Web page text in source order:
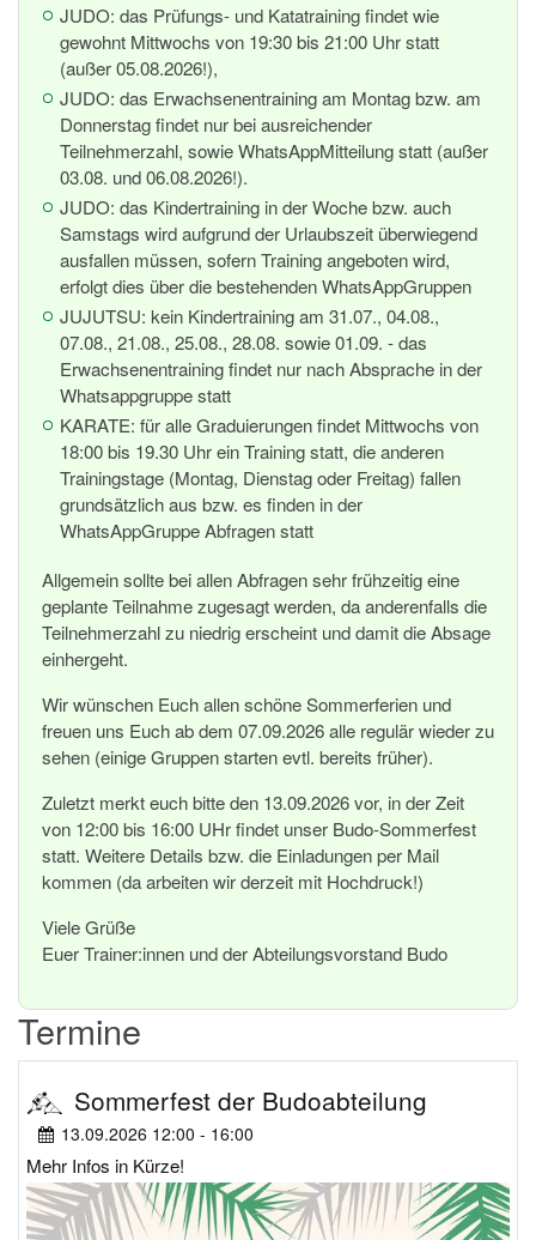
JUDO: das Prüfungs- und Katatraining findet wie
gewohnt Mittwochs von 19:30 bis 21:00 Uhr statt
(außer 05.08.2026!),
JUDO: das Erwachsenentraining am Montag bzw. am
Donnerstag findet nur bei ausreichender
Teilnehmerzahl, sowie WhatsAppMitteilung statt (außer
03.08. und 06.08.2026!).
JUDO: das Kindertraining in der Woche bzw. auch
Samstags wird aufgrund der Urlaubszeit überwiegend
ausfallen müssen, sofern Training angeboten wird,
erfolgt dies über die bestehenden WhatsAppGruppen
JUJUTSU: kein Kindertraining am 31.07., 04.08.,
07.08., 21.08., 25.08., 28.08. sowie 01.09. - das
Erwachsenentraining findet nur nach Absprache in der
Whatsappgruppe statt
KARATE: für alle Graduierungen findet Mittwochs von
18:00 bis 19.30 Uhr ein Training statt, die anderen
Trainingstage (Montag, Dienstag oder Freitag) fallen
grundsätzlich aus bzw. es finden in der
WhatsAppGruppe Abfragen statt
Allgemein sollte bei allen Abfragen sehr frühzeitig eine
geplante Teilnahme zugesagt werden, da anderenfalls die
Teilnehmerzahl zu niedrig erscheint und damit die Absage
einhergeht.
Wir wünschen Euch allen schöne Sommerferien und
freuen uns Euch ab dem 07.09.2026 alle regulär wieder zu
sehen (einige Gruppen starten evtl. bereits früher).
Zuletzt merkt euch bitte den 13.09.2026 vor, in der Zeit
von 12:00 bis 16:00 UHr findet unser Budo-Sommerfest
statt. Weitere Details bzw. die Einladungen per Mail
kommen (da arbeiten wir derzeit mit Hochdruck!)
Viele Grüße
Euer Trainer:innen und der Abteilungsvorstand Budo
Termine
Sommerfest der Budoabteilung
13.09.2026 12:00 - 16:00
Mehr Infos in Kürze!